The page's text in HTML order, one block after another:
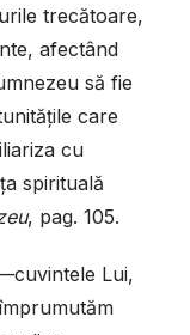
trecătoare,
afectând
să fie
care
cu
spirituală
, pag. 105.
Lui,